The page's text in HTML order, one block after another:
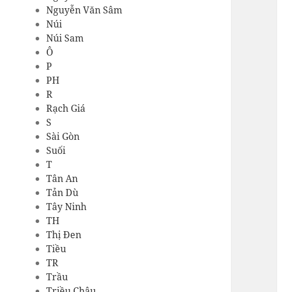
Nguyễn Văn Sâm
Núi
Núi Sam
Ô
P
PH
R
Rạch Giá
S
Sài Gòn
Suối
T
Tân An
Tản Dù
Tây Ninh
TH
Thị Đen
Tiều
TR
Trầu